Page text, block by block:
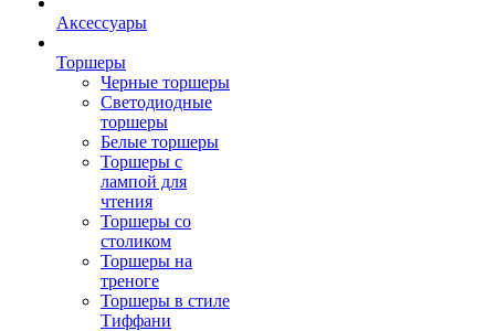
Аксессуары
Торшеры
Черные торшеры
Светодиодные
торшеры
Белые торшеры
Торшеры с
лампой для
чтения
Торшеры со
столиком
Торшеры на
треноге
Торшеры в стиле
Тиффани